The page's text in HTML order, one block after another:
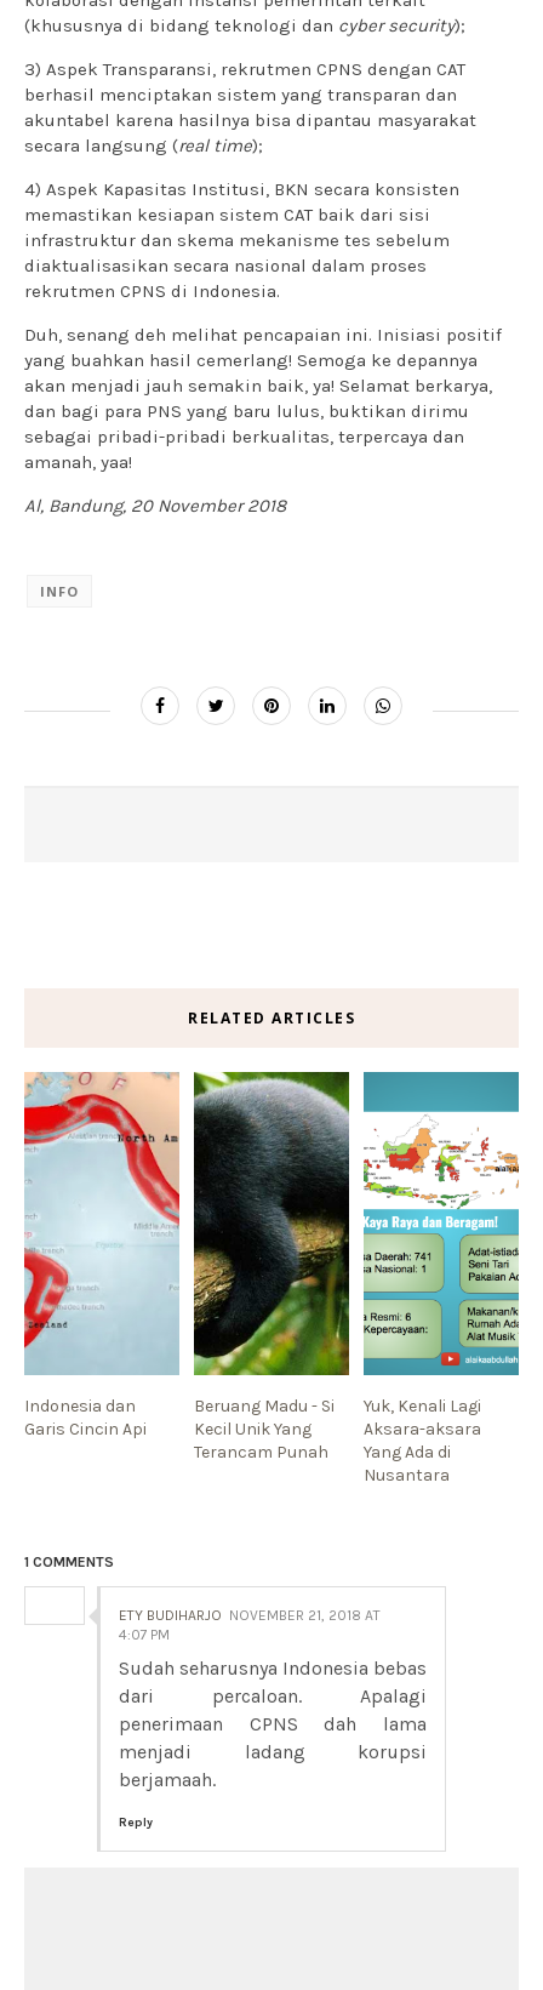
(khususnya di bidang teknologi dan cyber security);
3) Aspek Transparansi, rekrutmen CPNS dengan CAT
berhasil menciptakan sistem yang transparan dan
akuntabel karena hasilnya bisa dipantau masyarakat
secara langsung (real time);
4) Aspek Kapasitas Institusi, BKN secara konsisten
memastikan kesiapan sistem CAT baik dari sisi
infrastruktur dan skema mekanisme tes sebelum
diaktualisasikan secara nasional dalam proses
rekrutmen CPNS di Indonesia.
Duh, senang deh melihat pencapaian ini. Inisiasi positif
yang buahkan hasil cemerlang! Semoga ke depannya
akan menjadi jauh semakin baik, ya! Selamat berkarya,
dan bagi para PNS yang baru lulus, buktikan dirimu
sebagai pribadi-pribadi berkualitas, terpercaya dan
amanah, yaa!
Al, Bandung, 20 November 2018
INFO
RELATED ARTICLES
Indonesia dan
Garis Cincin Api
Beruang Madu - Si
Kecil Unik Yang
Terancam Punah
Yuk, Kenali Lagi
Aksara-aksara
Yang Ada di
Nusantara
1 COMMENTS
ETY BUDIHARJO NOVEMBER 21, 2018 AT
4:07 PM
Sudah seharusnya Indonesia bebas
dari percaloan. Apalagi
penerimaan CPNS dah lama
menjadi ladang korupsi
berjamaah.
Reply